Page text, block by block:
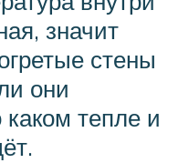
значит
стены
они
тепле и